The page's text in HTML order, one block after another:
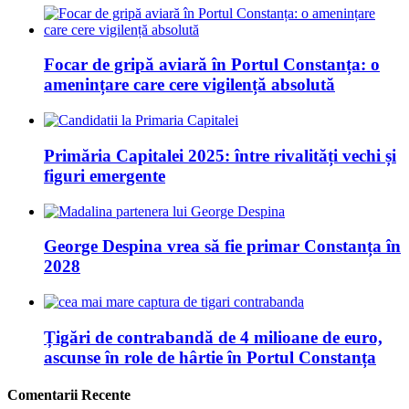
Focar de gripă aviară în Portul Constanța: o
amenințare care cere vigilență absolută
Primăria Capitalei 2025: între rivalități vechi și
figuri emergente
George Despina vrea să fie primar Constanța în
2028
Țigări de contrabandă de 4 milioane de euro,
ascunse în role de hârtie în Portul Constanța
Comentarii Recente